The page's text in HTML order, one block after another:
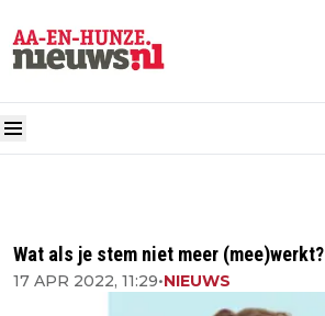
Wat als je stem niet meer (mee)werkt?
17 APR 2022, 11:29•NIEUWS